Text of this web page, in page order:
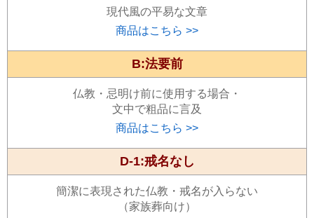
現代風の平易な文章
商品はこちら >>
B:法要前
仏教・忌明け前に使用する場合・
文中で粗品に言及
商品はこちら >>
D-1:戒名なし
簡潔に表現された仏教・戒名が入らない
（家族葬向け）